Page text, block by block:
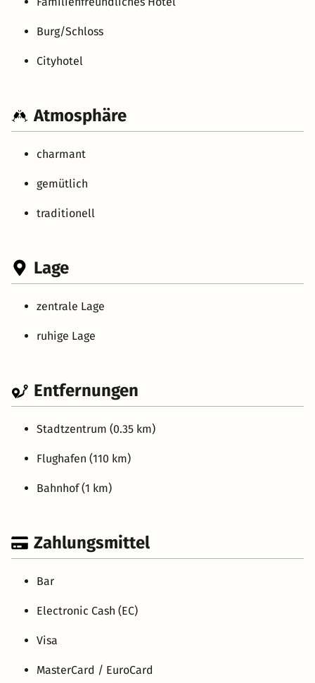
Burg/Schloss
Cityhotel
Atmosphäre
charmant
gemütlich
traditionell
Lage
zentrale Lage
ruhige Lage
Entfernungen
Stadtzentrum (0.35 km)
Flughafen (110 km)
Bahnhof (1 km)
Zahlungsmittel
Bar
Electronic Cash (EC)
Visa
MasterCard / EuroCard